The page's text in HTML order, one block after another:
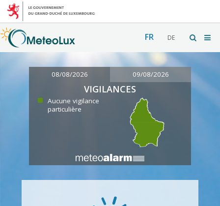
FR DE
08/08/2026 09/08/2026
VIGILANCES
Aucune vigilance
particulière